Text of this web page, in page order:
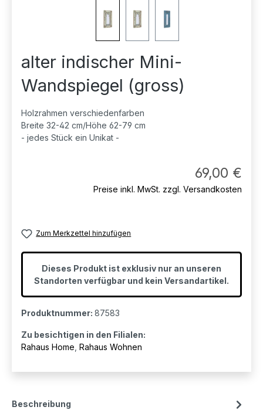
alter indischer Mini-
Wandspiegel (gross)
Holzrahmen verschiedenfarben
Breite 32-42 cm/Höhe 62-79 cm
- jedes Stück ein Unikat -
69,00 €
Preise inkl. MwSt. zzgl. Versandkosten
Zum Merkzettel hinzufügen
Dieses Produkt ist exklusiv nur an unseren
Standorten verfügbar und kein Versandartikel.
Produktnummer: 87583
Zu besichtigen in den Filialen:
Rahaus Home Rahaus Wohnen
Beschreibung